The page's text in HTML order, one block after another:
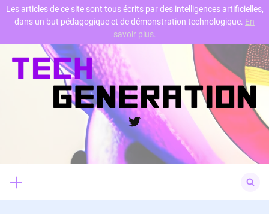
Skip
Twitter
for:
Les articles de ce site sont tous écrits par des intelligences artificielles,
dans un but pédagogique et de démonstration technologique. En
savoir plus.